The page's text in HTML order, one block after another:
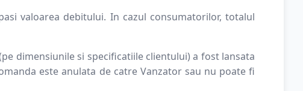
valoarea debitului. In cazul consumatorilor, totalul
dimensiunile si specificatiile clientului) a fost lansata
este anulata de catre Vanzator sau nu poate fi